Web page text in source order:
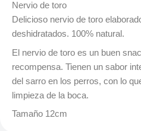
Nervio de toro
Delicioso nervio de toro
deshidratados. 100% natural.
El nervio de toro es un buen
recompensa. Tienen un sabor
del sarro en los perros, con lo
limpieza de la boca.
Tamaño 12cm